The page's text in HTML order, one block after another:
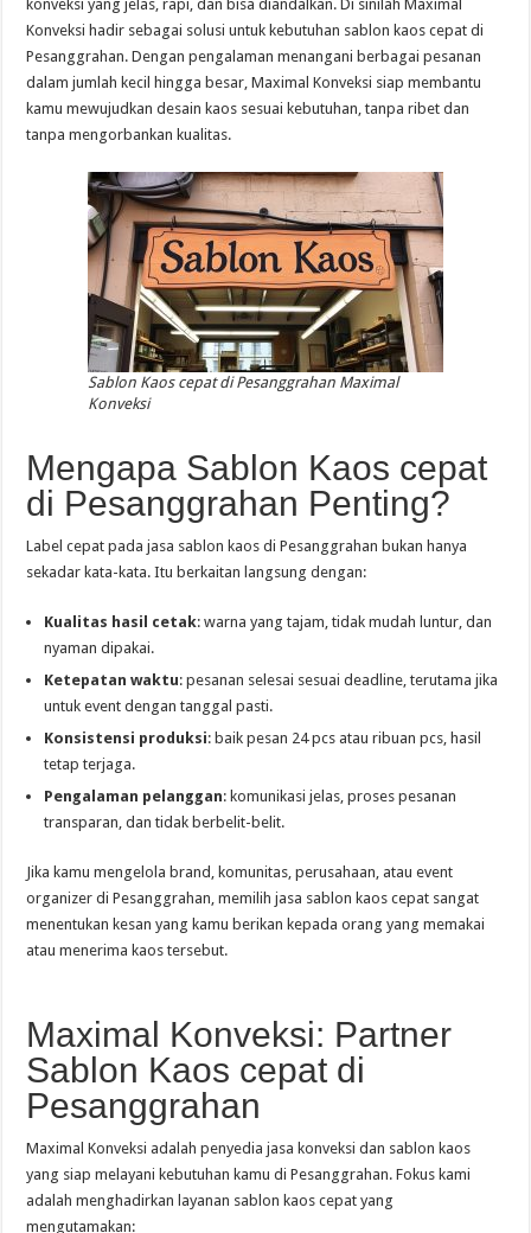
konveksi yang jelas, rapi, dan bisa diandalkan. Di sinilah Maximal
Konveksi hadir sebagai solusi untuk kebutuhan sablon kaos cepat di
Pesanggrahan. Dengan pengalaman menangani berbagai pesanan
dalam jumlah kecil hingga besar, Maximal Konveksi siap membantu
kamu mewujudkan desain kaos sesuai kebutuhan, tanpa ribet dan
tanpa mengorbankan kualitas.
Sablon Kaos cepat di Pesanggrahan Maximal
Konveksi
Mengapa Sablon Kaos cepat
di Pesanggrahan Penting?
Label cepat pada jasa sablon kaos di Pesanggrahan bukan hanya
sekadar kata-kata. Itu berkaitan langsung dengan:
Kualitas hasil cetak: warna yang tajam, tidak mudah luntur, dan
nyaman dipakai.
Ketepatan waktu: pesanan selesai sesuai deadline, terutama jika
untuk event dengan tanggal pasti.
Konsistensi produksi: baik pesan 24 pcs atau ribuan pcs, hasil
tetap terjaga.
Pengalaman pelanggan: komunikasi jelas, proses pesanan
transparan, dan tidak berbelit-belit.
Jika kamu mengelola brand, komunitas, perusahaan, atau event
organizer di Pesanggrahan, memilih jasa sablon kaos cepat sangat
menentukan kesan yang kamu berikan kepada orang yang memakai
atau menerima kaos tersebut.
Maximal Konveksi: Partner
Sablon Kaos cepat di
Pesanggrahan
Maximal Konveksi adalah penyedia jasa konveksi dan sablon kaos
yang siap melayani kebutuhan kamu di Pesanggrahan. Fokus kami
adalah menghadirkan layanan sablon kaos cepat yang
mengutamakan: